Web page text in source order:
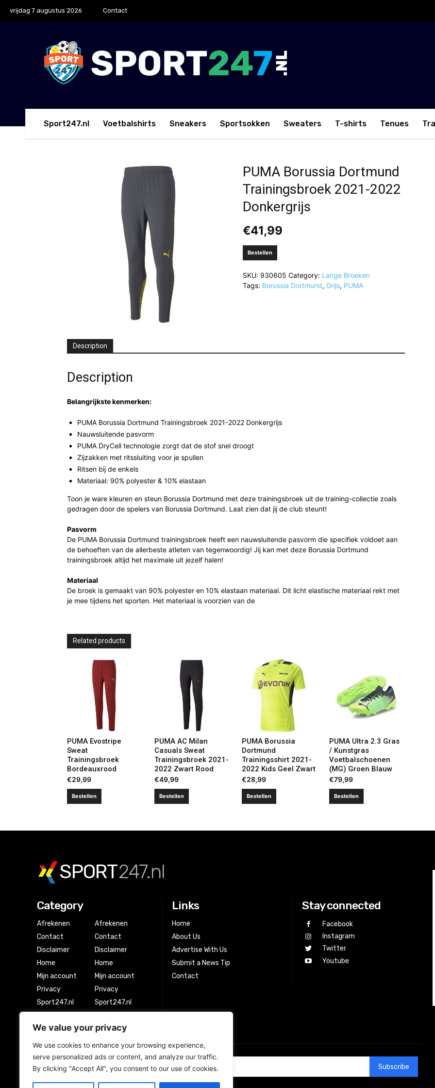
We value your privacy
We use cookies to enhance your browsing experience,
serve personalized ads or content, and analyze our traffic.
By clicking "Accept All", you consent to our use of cookies.
vrijdag 7 augustus 2026 Contact
Sport247.nl Voetbalshirts Sneakers Sportsokken Sweaters T-shirts Tenues
PUMA Borussia Dortmund
Trainingsbroek 2021-2022
Donkergrijs
€41,99
Bestellen
SKU: 930605 Category: Lange Broeken
Tags: Borussia Dortmund, Grijs, PUMA
Description
Description
Belangrijkste kenmerken:
PUMA Borussia Dortmund Trainingsbroek 2021-2022 Donkergrijs
Nauwsluitende pasvorm
PUMA DryCell technologie zorgt dat de stof snel droogt
Zijzakken met ritssluiting voor je spullen
Ritsen bij de enkels
Materiaal: 90% polyester & 10% elastaan
Toon je ware kleuren en steun Borussia Dortmund met deze trainingsbroek uit de training-collectie zoals
gedragen door de spelers van Borussia Dortmund. Laat zien dat jij de club steunt!
Pasvorm
De PUMA Borussia Dortmund trainingsbroek heeft een nauwsluitende pasvorm die specifiek voldoet aan
de behoeften van de allerbeste atleten van tegenwoordig! Jij kan met deze Borussia Dortmund
trainingsbroek altijd het maximale uit jezelf halen!
Materiaal
De broek is gemaakt van 90% polyester en 10% elastaan materiaal. Dit licht elastische materiaal rekt met
je mee tijdens het sporten. Het materiaal is voorzien van de
Related products
PUMA Evostripe
Sweat
Trainingsbroek
Bordeauxrood
€29,99
Bestellen
PUMA AC Milan
Casuals Sweat
Trainingsbroek 2021-
2022 Zwart Rood
€49,99
Bestellen
PUMA Borussia
Dortmund
Trainingsshirt 2021-
2022 Kids Geel Zwart
€28,99
Bestellen
PUMA Ultra 2.3 Gras
/ Kunstgras
Voetbalschoenen
(MG) Groen Blauw
€79,99
Bestellen
SPORT247.nl
Category
Afrekenen
Contact
Disclaimer
Home
Mijn account
Privacy
Sport247.nl
Winkelwagen
Afrekenen
Contact
Disclaimer
Home
Mijn account
Privacy
Sport247.nl
Winkelwagen
Links
Home
About Us
Advertise With Us
Submit a News Tip
Contact
Stay connected
Facebook
Instagram
Twitter
Youtube
Newsletter Signup Subscribe